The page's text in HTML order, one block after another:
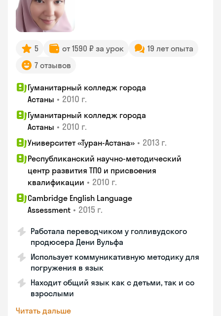
5 от 1590 ₽ за урок
19 лет опыта
7 отзывов
Гуманитарный колледж города
Астаны • 2010 г.
Гуманитарный колледж города
Астаны • 2010 г.
Университет «Туран-Астана» • 2013 г.
Республиканский научно-методический
центр развития ТПО и присвоения
квалификации • 2010 г.
Cambridge English Language
Assessment • 2015 г.
Работала переводчиком у голливудского
продюсера Дени Вульфа
Использует коммуникативную методику для
погружения в язык
Находит общий язык как с детьми, так и со
взрослыми
Читать дальше